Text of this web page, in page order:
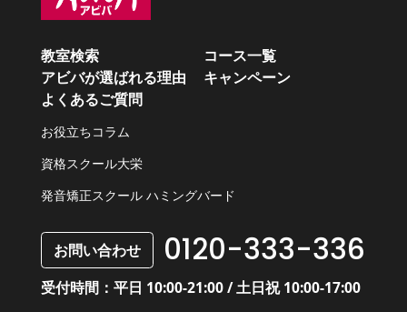
教室検索
コース一覧
アビバが選ばれる理由
キャンペーン
よくあるご質問
お役立ちコラム
資格スクール大栄
発音矯正スクール ハミングバード
お問い合わせ 0120-333-336
受付時間：平日 10:00-21:00 / 土日祝 10:00-17:00